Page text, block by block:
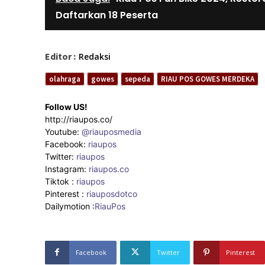
Daftarkan 18 Peserta
Editor : Redaksi
olahraga gowes sepeda RIAU POS GOWES MERDEKA
Follow US!
http://riaupos.co/
Youtube: @riauposmedia
Facebook: riaupos
Twitter: riaupos
Instagram: riaupos.co
Tiktok : riaupos
Pinterest : riauposdotco
Dailymotion :RiauPos
Facebook Twitter Pinterest